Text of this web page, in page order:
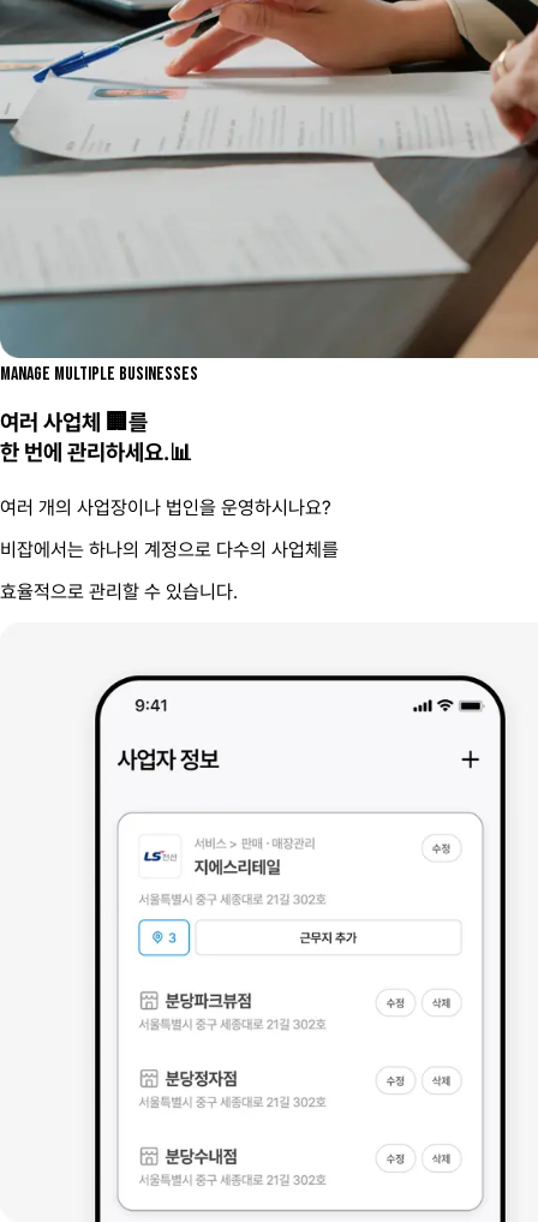
MANAGE MULTIPLE BUSINESSES
여러 사업체 🏢를
한 번에 관리하세요.📊
여러 개의 사업장이나 법인을 운영하시나요?
비잡에서는 하나의 계정으로 다수의 사업체를
효율적으로 관리할 수 있습니다.